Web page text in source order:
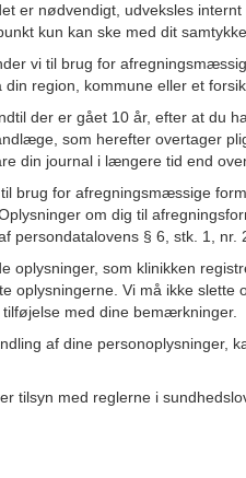
er nødvendigt, udveksles
kun kan ske med dit
vi til brug for
region, kommune eller et
der er gået 10 år, efter at du
som herefter overtager
din journal i længere tid end
brug for afregningsmæssige
om dig til
persondatalovens § 6, stk. 1, nr.
oplysninger, som klinikken
oplysningerne. Vi må ikke
med dine bemærkninger.
af dine personoplysninger,
tilsyn med reglerne i